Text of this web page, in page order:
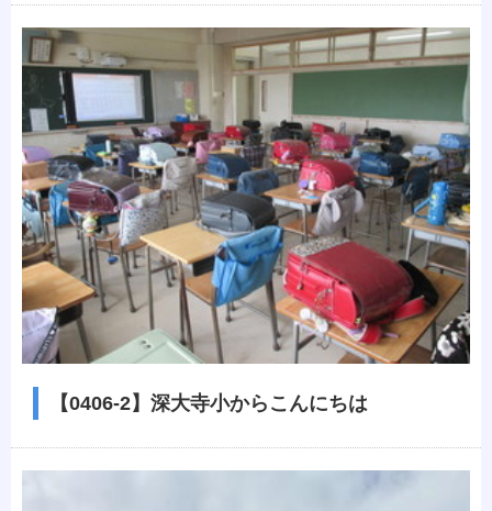
【0406-2】深大寺小からこんにちは